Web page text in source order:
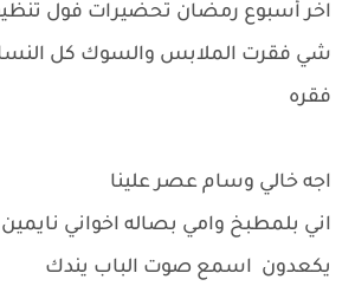
اخر أسبوع رمضان تحضيرات فول
شي فقرت الملابس والسوك كل
فقره
اجه خالي وسام عصر علينا
اني بلمطبخ وامي بصاله اخواني
يكعدون اسمع صوت الباب يندك